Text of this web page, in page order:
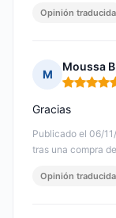
Opinión traducida
M
Moussa
Nota: 5 de
Publicado el 06/
tras una compra
Gracias
Opinión traducida